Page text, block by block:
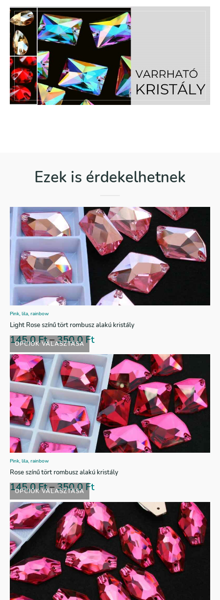
Ezek is érdekelhetnek
OPCIÓK VÁLASZTÁSA
Pink, lila, rainbow
Light Rose színű tört rombusz alakú kristály
145,0Ft–350,0Ft
OPCIÓK VÁLASZTÁSA
Pink, lila, rainbow
Rose színű tört rombusz alakú kristály
145,0Ft–350,0Ft